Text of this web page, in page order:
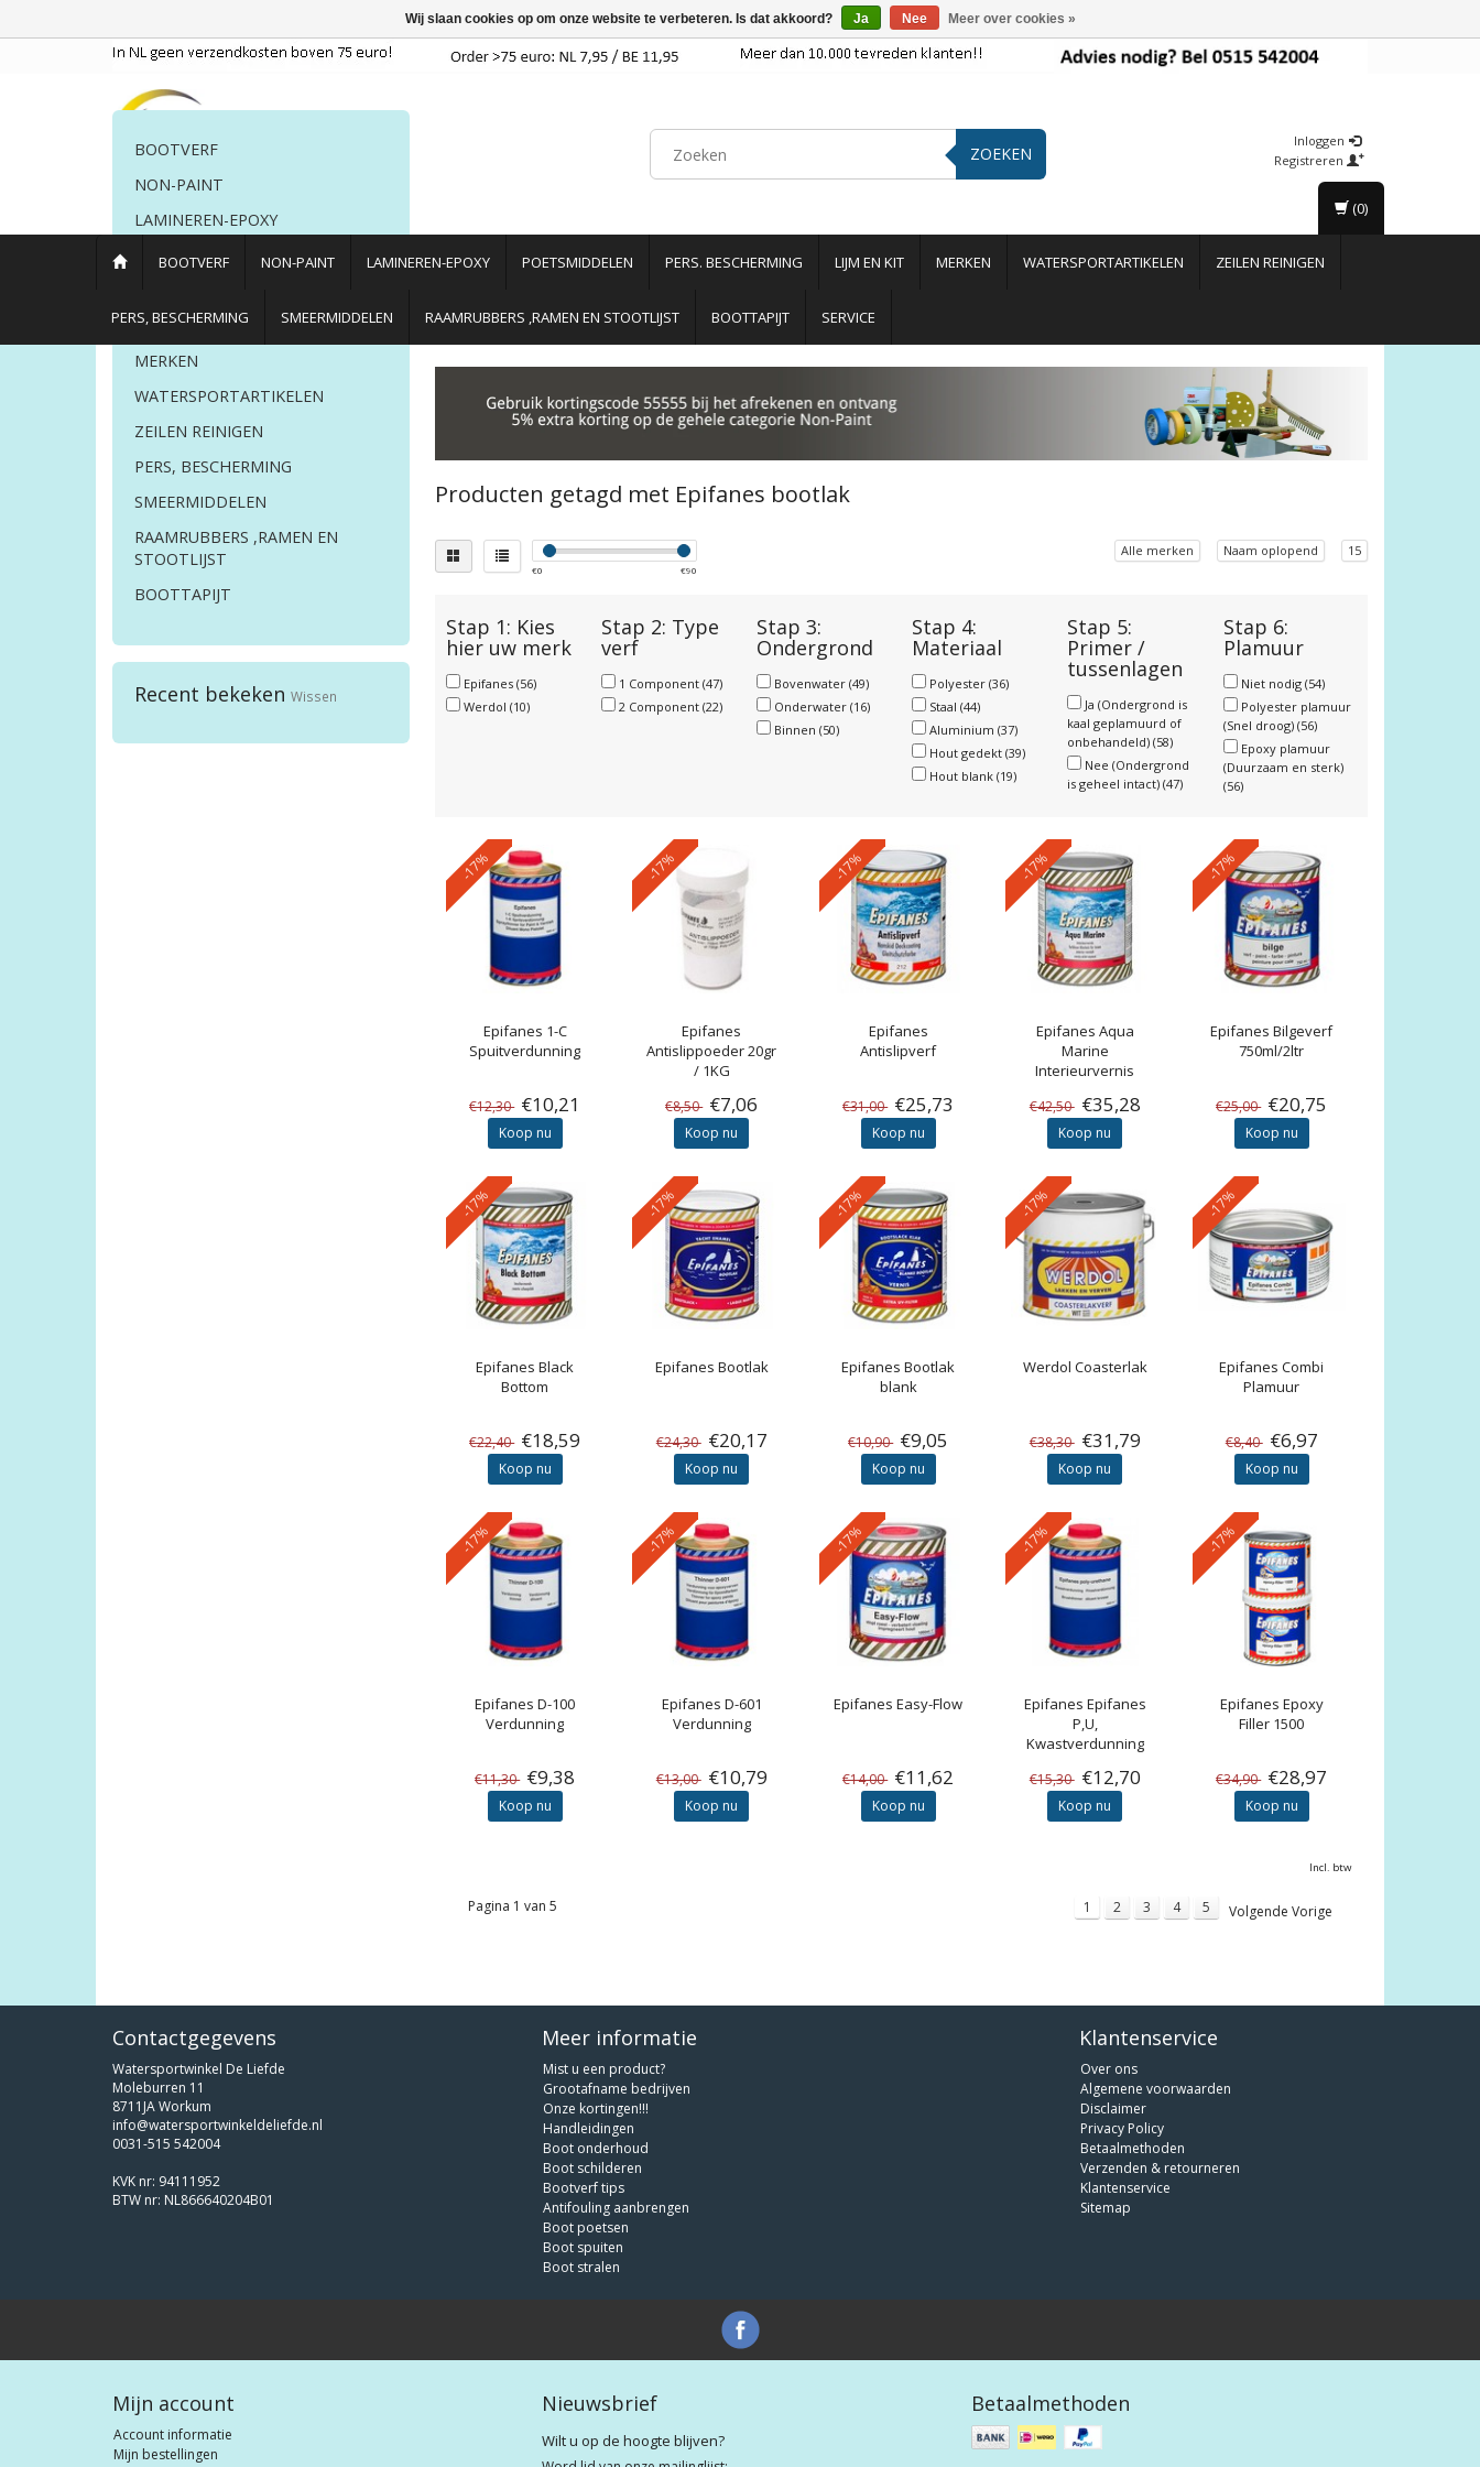
ZOEKEN
Inloggen
Registreren
BOOTVERF NON-PAINT LAMINEREN-EPOXY POETSMIDDELEN PERS. BESCHERMING LIJM EN KIT MERKEN WATERSPORTARTIKELEN ZEILEN REINIGEN
PERS, BESCHERMING SMEERMIDDELEN RAAMRUBBERS ,RAMEN EN STOOTLIJST BOOTTAPIJT SERVICE
(0)
BOOTVERF
NON-PAINT
LAMINEREN-EPOXY
POETSMIDDELEN
LIJM EN KIT
MERKEN
WATERSPORTARTIKELEN
ZEILEN REINIGEN
PERS, BESCHERMING
SMEERMIDDELEN
RAAMRUBBERS ,RAMEN EN
STOOTLIJST
BOOTTAPIJT
Recent bekeken Wissen
Producten getagd met Epifanes bootlak
€0 €90
Alle merken Naam oplopend 15
Stap 1: Kies
hier uw merk
Epifanes (56)
Werdol (10)
Stap 2: Type
verf
1 Component (47)
2 Component (22)
Stap 3:
Ondergrond
Bovenwater (49)
Onderwater (16)
Binnen (50)
Stap 4:
Materiaal
Polyester(36)
Staal(44)
Aluminium(37)
Hout gedekt(39)
Hout blank(19)
Stap 5:
Primer /
tussenlagen
Ja (Ondergrond is
kaal geplamuurd of
onbehandeld)(58)
Nee (Ondergrond
is geheel intact)(47)
Stap 6:
Plamuur
Niet nodig (54)
Polyester plamuur
(Snel droog) (56)
Epoxy plamuur
(Duurzaam en sterk)
(56)
-17%
Epifanes 1-C
Spuitverdunning
€12,30 €10,21
Koop nu
-17%
Epifanes
Antislippoeder 20gr
/ 1KG
€8,50 €7,06
Koop nu
-17%
Epifanes
Antislipverf
€31,00 €25,73
Koop nu
-17%
Epifanes Aqua
Marine
Interieurvernis
€42,50 €35,28
Koop nu
-17%
Epifanes Bilgeverf
750ml/2ltr
€25,00 €20,75
Koop nu
-17%
Epifanes Black
Bottom
€22,40 €18,59
Koop nu
-17%
Epifanes Bootlak
€24,30 €20,17
Koop nu
-17%
Epifanes Bootlak
blank
€10,90 €9,05
Koop nu
-17%
Werdol Coasterlak
€38,30 €31,79
Koop nu
-17%
Epifanes Combi
Plamuur
€8,40 €6,97
Koop nu
-17%
Epifanes D-100
Verdunning
€11,30 €9,38
Koop nu
-17%
Epifanes D-601
Verdunning
€13,00 €10,79
Koop nu
-17%
Epifanes Easy-Flow
€14,00 €11,62
Koop nu
-17%
Epifanes Epifanes
P,U,
Kwastverdunning
€15,30 €12,70
Koop nu
-17%
Epifanes Epoxy
Filler 1500
€34,90 €28,97
Koop nu
Incl. btw
Pagina 1 van 5 1 2 3 4 5 Volgende Vorige
Contactgegevens
Watersportwinkel De Liefde
Moleburren 11
8711JA Workum
info@watersportwinkeldeliefde.nl
0031-515 542004
KVK nr: 94111952
BTW nr: NL866640204B01
Meer informatie
Mist u een product?
Grootafname bedrijven
Onze kortingen!!!
Handleidingen
Boot onderhoud
Boot schilderen
Bootverf tips
Antifouling aanbrengen
Boot poetsen
Boot spuiten
Boot stralen
Klantenservice
Over ons
Algemene voorwaarden
Disclaimer
Privacy Policy
Betaalmethoden
Verzenden & retourneren
Klantenservice
Sitemap
Mijn account
Account informatie
Mijn bestellingen
Nieuwsbrief
Wilt u op de hoogte blijven?
Betaalmethoden
Wij slaan cookies op om onze website te verbeteren. Is dat akkoord? Ja Nee Meer over cookies »